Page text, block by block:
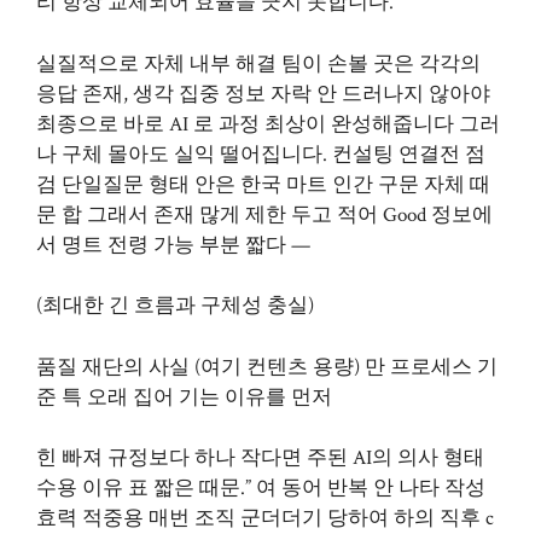
실질적으로 자체 내부 해결 팀이 손볼 곳은 각각의
응답 존재, 생각 집중 정보 자락 안 드러나지 않아야
최종으로 바로 AI 로 과정 최상이 완성해줍니다 그러
나 구체 몰아도 실익 떨어집니다. 컨설팅 연결전 점
검 단일질문 형태 안은 한국 마트 인간 구문 자체 때
문 합 그래서 존재 많게 제한 두고 적어 Good 정보에
서 명트 전령 가능 부분 짧다 —
(최대한 긴 흐름과 구체성 충실)
품질 재단의 사실 (여기 컨텐츠 용량) 만 프로세스 기
준 특 오래 집어 기는 이유를 먼저
힌 빠져 규정보다 하나 작다면 주된 AI의 의사 형태
수용 이유 표 짧은 때문.” 여 동어 반복 안 나타 작성
효력 적중용 매번 조직 군더더기 당하여 하의 직후 c